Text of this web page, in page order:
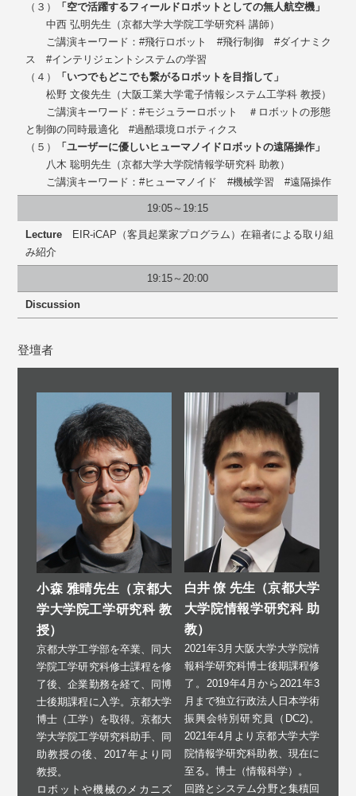
（３）
「空で活躍するフィールドロボットとしての無人航空機」
中西 弘明先生（京都大学大学院工学研究科 講師）
ご講演キーワード：#飛行ロボット #飛行制御 #ダイナミク
ス #インテリジェントシステムの学習
（４）
「いつでもどこでも繋がるロボットを目指して」
松野 文俊先生（大阪工業大学電子情報システム工学科 教授）
ご講演キーワード：#モジュラーロボット ＃ロボットの形態
と制御の同時最適化 #過酷環境ロボティクス
（５）
「ユーザーに優しいヒューマノイドロボットの遠隔操作」
八木 聡明先生（京都大学大学院情報学研究科 助教）
ご講演キーワード：#ヒューマノイド #機械学習 #遠隔操作
19:05～19:15
Lecture EIR-iCAP（客員起業家プログラム）在籍者による取り組
み紹介
19:15～20:00
Discussion
登壇者
小森 雅晴先生（京都大
学大学院工学研究科 教
授）
京都大学工学部を卒業、同大
学院工学研究科修士課程を修
了後、企業勤務を経て、同博
士後期課程に入学。京都大学
博士（工学）を取得。京都大
学大学院工学研究科助手、同
助教授の後、2017年より同
教授。
ロボットや機械のメカニズ
白井 僚 先生（京都大学
大学院情報学研究科 助
教）
2021年3月大阪大学大学院情
報科学研究科博士後期課程修
了。2019年4月から2021年3
月まで独立行政法人日本学術
振興会特別研究員（DC2)。
2021年4月より京都大学大学
院情報学研究科助教、現在に
至る。博士（情報科学）。
回路とシステム分野と集積回